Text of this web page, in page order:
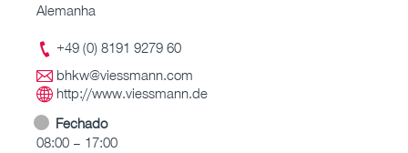
Alemanha
+49 (0) 8191 9279 60
bhkw@viessmann.com
http://www.viessmann.de
Fechado
08:00 – 17:00